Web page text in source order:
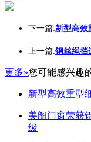
下一篇:新型高效
上一篇:钢丝绳挡
更多»您可能感兴趣
新型高效重型
美阁门窗荣获
级